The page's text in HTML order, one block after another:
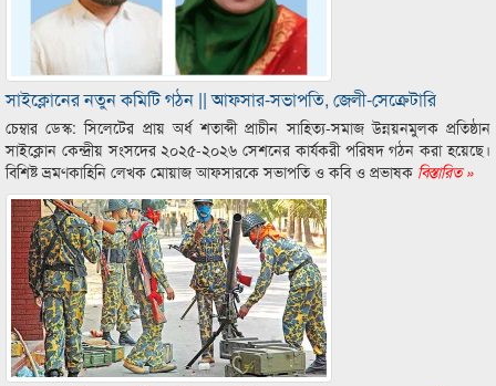
সাইক্লোনের নতুন কমিটি গঠন || আফসার-সভাপতি, জেলী-সেক্রেটারি
চেম্বার ডেস্ক: সিলেটের প্রায় অর্ধ শতাব্দী প্রাচীন সাহিত্য-সমাজ উন্নয়নমুলক প্রতিষ্ঠান
সাইক্লোন কেন্দ্রীয় সংসদের ২০২৫-২০২৬ সেশনের কার্যকরী পরিষদ গঠন করা হয়েছে।
বিশিষ্ট ভ্রমণকাহিনি লেখক মোয়াজ আফসারকে সভাপতি ও কবি ও প্রভাষক বিস্তারিত »